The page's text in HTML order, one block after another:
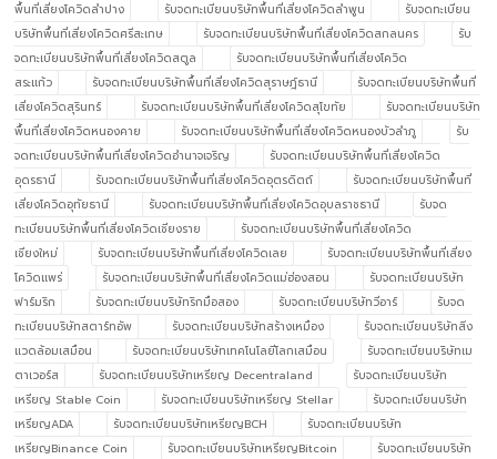
พื้นที่เสี่ยงโควิดลำปาง
รับจดทะเบียนบริษัทพื้นที่เสี่ยงโควิดลำพูน
รับจดทะเบียน
บริษัทพื้นที่เสี่ยงโควิดศรีสะเกษ
รับจดทะเบียนบริษัทพื้นที่เสี่ยงโควิดสกลนคร
รับ
จดทะเบียนบริษัทพื้นที่เสี่ยงโควิดสตูล
รับจดทะเบียนบริษัทพื้นที่เสี่ยงโควิด
สระแก้ว
รับจดทะเบียนบริษัทพื้นที่เสี่ยงโควิดสุราษฎ์ธานี
รับจดทะเบียนบริษัทพื้นที่
เสี่ยงโควิดสุรินทร์
รับจดทะเบียนบริษัทพื้นที่เสี่ยงโควิดสุโขทัย
รับจดทะเบียนบริษัท
พื้นที่เสี่ยงโควิดหนองคาย
รับจดทะเบียนบริษัทพื้นที่เสี่ยงโควิดหนองบัวลำภู
รับ
จดทะเบียนบริษัทพื้นที่เสี่ยงโควิดอำนาจเจริญ
รับจดทะเบียนบริษัทพื้นที่เสี่ยงโควิด
อุดรธานี
รับจดทะเบียนบริษัทพื้นที่เสี่ยงโควิดอุตรดิตถ์
รับจดทะเบียนบริษัทพื้นที่
เสี่ยงโควิดอุทัยธานี
รับจดทะเบียนบริษัทพื้นที่เสี่ยงโควิดอุบลราชธานี
รับจด
ทะเบียนบริษัทพื้นที่เสี่ยงโควิดเชียงราย
รับจดทะเบียนบริษัทพื้นที่เสี่ยงโควิด
เชียงใหม่
รับจดทะเบียนบริษัทพื้นที่เสี่ยงโควิดเลย
รับจดทะเบียนบริษัทพื้นที่เสี่ยง
โควิดแพร่
รับจดทะเบียนบริษัทพื้นที่เสี่ยงโควิดแม่ฮ่องสอน
รับจดทะเบียนบริษัท
ฟาร์มริก
รับจดทะเบียนบริษัทริกมือสอง รับจดทะเบียนบริษัทวีอาร์
รับจด
ทะเบียนบริษัทสตาร์ทอัพ
รับจดทะเบียนบริษัทสร้างเหมือง
รับจดทะเบียนบริษัทสิ่ง
แวดล้อมเสมือน
รับจดทะเบียนบริษัทเทคโนโลยีโลกเสมือน
รับจดทะเบียนบริษัทเม
ตาเวอร์ส
รับจดทะเบียนบริษัทเหรียญ Decentraland
รับจดทะเบียนบริษัท
เหรียญ Stable Coin
รับจดทะเบียนบริษัทเหรียญ Stellar
รับจดทะเบียนบริษัท
เหรียญADA
รับจดทะเบียนบริษัทเหรียญBCH
รับจดทะเบียนบริษัท
เหรียญBinance Coin
รับจดทะเบียนบริษัทเหรียญBitcoin
รับจดทะเบียนบริษัท